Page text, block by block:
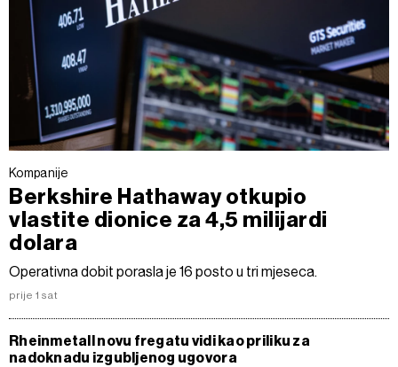
Kompanije
Berkshire Hathaway otkupio
vlastite dionice za 4,5 milijardi
dolara
Operativna dobit porasla je 16 posto u tri mjeseca.
prije 1 sat
Rheinmetall novu fregatu vidi kao priliku za
nadoknadu izgubljenog ugovora